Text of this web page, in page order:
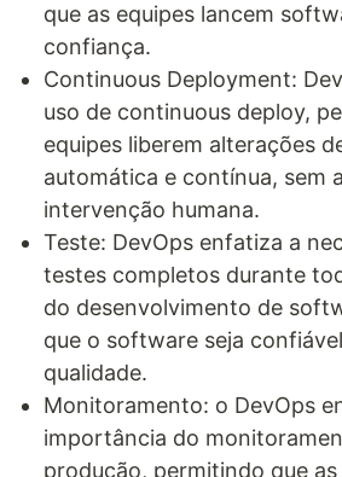
que as equipes lancem
confiança.
Continuous Deployment:
uso de continuous deploy,
equipes liberem alterações
automática e contínua, sem
intervenção humana.
Teste: DevOps enfatiza a
testes completos durante
do desenvolvimento de
que o software seja
qualidade.
Monitoramento: o DevOps
importância do
produção, permitindo que